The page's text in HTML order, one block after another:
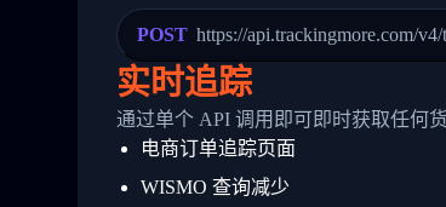
24
25
26
27
28
29
31
"Details":
          },
          {
"Date": "2017-03-
"Details":
          }
        ]
      }
POST https://api.trackingmore.com/v4/
实时追踪
通过单个 API 调用即可即时获取任何
电商订单追踪页面
WISMO 查询减少